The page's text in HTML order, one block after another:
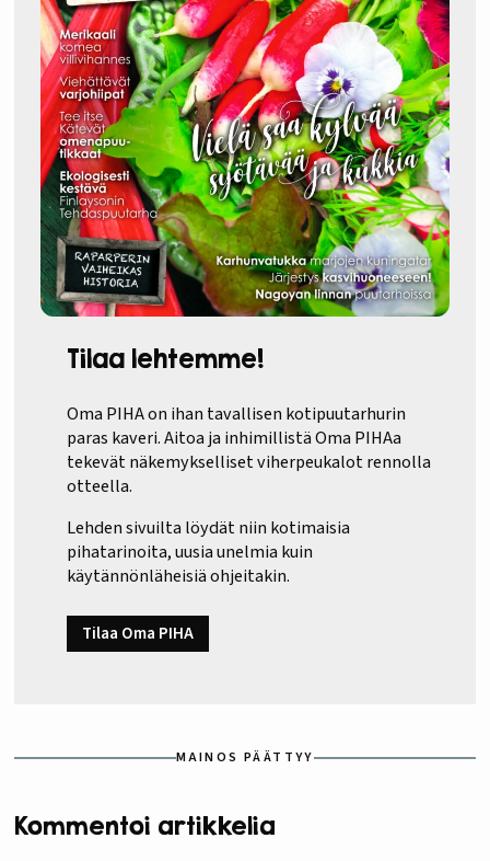
Tilaa lehtemme!
Oma PIHA on ihan tavallisen kotipuutarhurin
paras kaveri. Aitoa ja inhimillistä Oma PIHAa
tekevät näkemykselliset viherpeukalot rennolla
otteella.
Lehden sivuilta löydät niin kotimaisia
pihatarinoita, uusia unelmia kuin
käytännönläheisiä ohjeitakin.
Tilaa Oma PIHA
MAINOS PÄÄTTYY
Kommentoi artikkelia